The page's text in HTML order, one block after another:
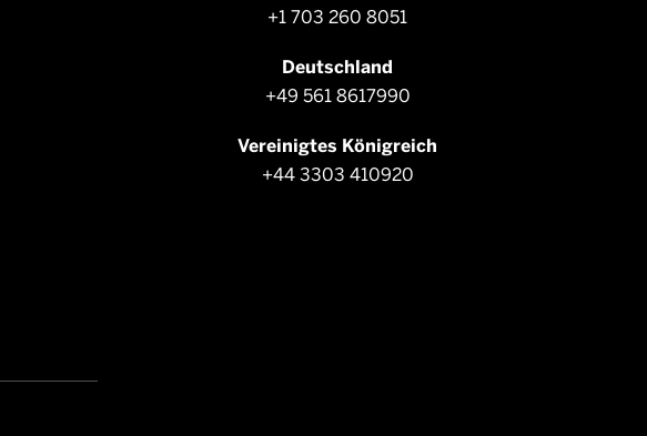
+1 703 260 8051
Deutschland
+49 561 8617990
Vereinigtes Königreich
+44 3303 410920